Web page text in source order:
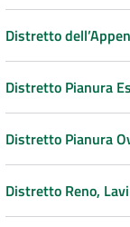
Distretto
Distretto Pianura
Distretto Pianura
Distretto Reno,